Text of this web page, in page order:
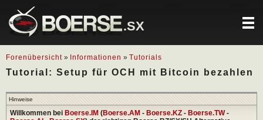
.SX
Forenübersicht » Informationen » Tutorials
Tutorial: Setup für OCH mit Bitcoin bezahlen
Hinweise
Willkommen bei Boerse.IM (Boerse.AM - Boerse.KZ - Boerse.TW-